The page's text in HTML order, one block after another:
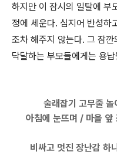
하지만 이 잠시의 일탈에 부
정에 세운다. 심지어 반성하
조차 해주지 않는다. 그 잠
닥달하는 부모들에게는 용
술래잡기 고무줄
아침에 눈뜨며 / 마을 앞
비싸고 멋진 장난감 하